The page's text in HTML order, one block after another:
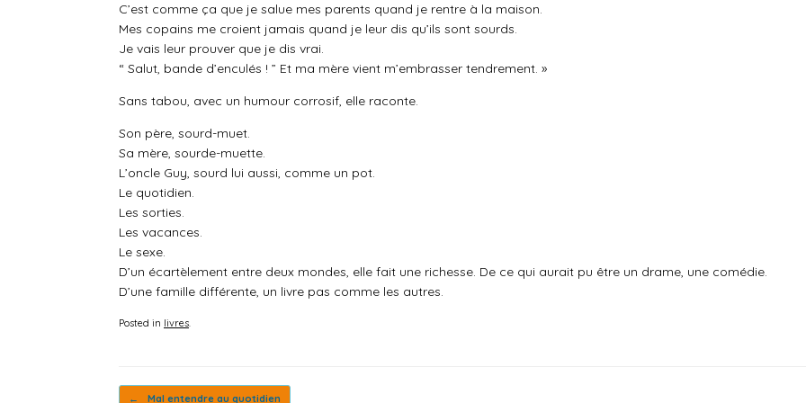
C’est comme ça que je salue mes parents quand je rentre à la maison.
Mes copains me croient jamais quand je leur dis qu’ils sont sourds.
Je vais leur prouver que je dis vrai.
“ Salut, bande d’enculés ! ” Et ma mère vient m’embrasser tendrement. »
Sans tabou, avec un humour corrosif, elle raconte.
Son père, sourd-muet.
Sa mère, sourde-muette.
L’oncle Guy, sourd lui aussi, comme un pot.
Le quotidien.
Les sorties.
Les vacances.
Le sexe.
D’un écartèlement entre deux mondes, elle fait une richesse. De ce qui aurait pu être un drame, une comédie.
D’une famille différente, un livre pas comme les autres.
Posted in livres.
Post navigation
← Mal entendre au quotidien